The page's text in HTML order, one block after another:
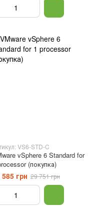
VS6-STD-C
vSphere 6 Standard for
(покупка)
грн 29 751 грн